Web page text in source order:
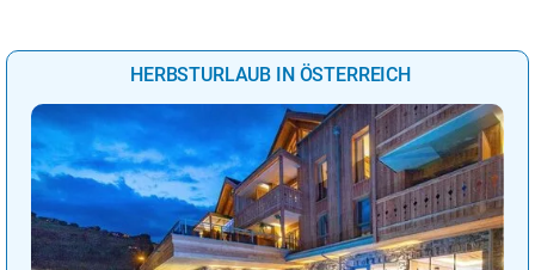
HERBSTURLAUB IN ÖSTERREICH